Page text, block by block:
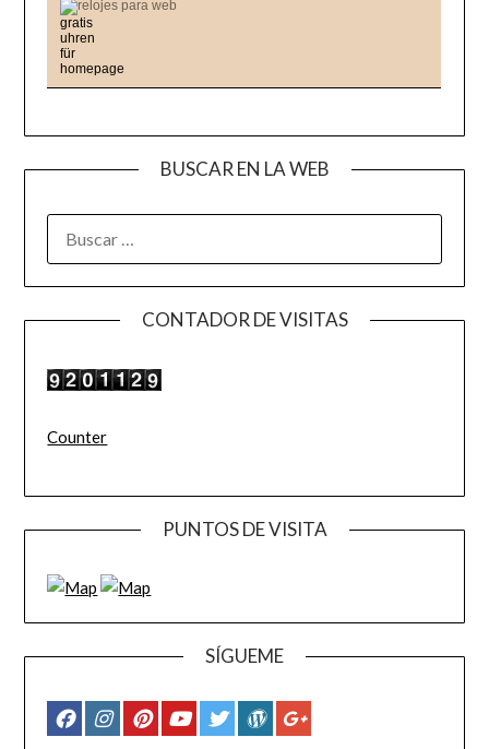
relojes para web
BUSCAR EN LA WEB
CONTADOR DE VISITAS
Counter
PUNTOS DE VISITA
SÍGUEME